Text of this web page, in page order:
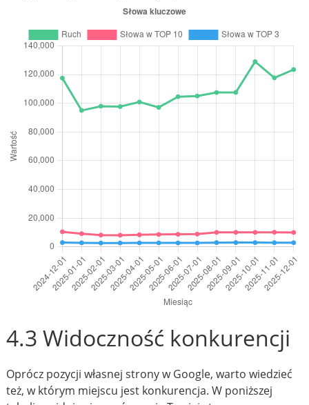
4.3 Widoczność konkurencji
Oprócz pozycji własnej strony w Google, warto wiedzieć
też, w którym miejscu jest konkurencja. W poniższej